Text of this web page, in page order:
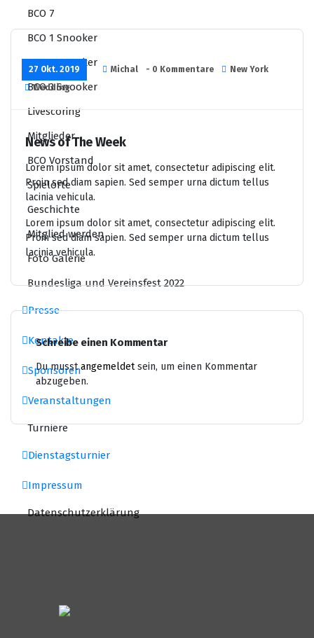
BCO 7
BCO 1 Snooker
BCO 2 Snooker
BCO 3 Snooker
Livescoring
Mitglieder
BCO Vorstand
Spielorte
Geschichte
Mitglied werden
Foto Galerie
Bundesliga und Vereinsfest 2022
Presse
Kontakte
Sponsoren
Veranstaltungen
Turniere
Dienstagsturnier
Impressum
Datenschutzerklärung
27 Okt. 2019 Michal - 0 Kommentare
New York
Wedding
News of The Week
Lorem ipsum dolor sit amet, consectetur adipiscing elit.
Proin sed diam sapien. Sed semper urna dictum tellus
lacinia vehicula.
Lorem ipsum dolor sit amet, consectetur adipiscing elit.
Proin sed diam sapien. Sed semper urna dictum tellus
lacinia vehicula.
Schreibe einen Kommentar
Du musstangemeldetsein, um einen Kommentar
abzugeben.